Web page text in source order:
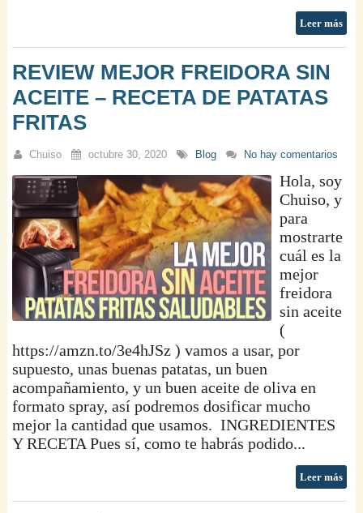
Leer más
REVIEW MEJOR FREIDORA SIN
ACEITE – RECETA DE PATATAS
FRITAS
Chuiso octubre 30, 2020 Blog No hay comentarios
Hola, soy
Chuiso, y
para
mostrarte
cuál es la
mejor
freidora
sin aceite
(
https://amzn.to/3e4hJSz ) vamos a usar, por
supuesto, unas buenas patatas, un buen
acompañamiento, y un buen aceite de oliva en
formato spray, así podremos dosificar mucho
mejor la cantidad que usamos. INGREDIENTES
Y RECETA Pues sí, como te habrás podido...
Leer más